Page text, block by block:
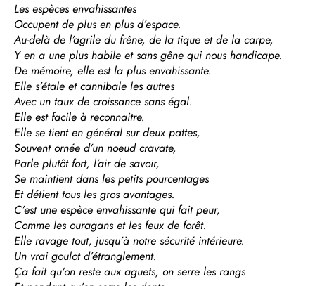
Les espèces envahissantes
Occupent de plus en plus d’espace.
Au-delà de l’agrile du frêne, de la tique et de la carpe,
Y en a une plus habile et sans gêne qui nous handicape.
De mémoire, elle est la plus envahissante.
Elle s’étale et cannibale les autres
Avec un taux de croissance sans égal.
Elle est facile à reconnaitre.
Elle se tient en général sur deux pattes,
Souvent ornée d’un noeud cravate,
Parle plutôt fort, l’air de savoir,
Se maintient dans les petits pourcentages
Et détient tous les gros avantages.
C’est une espèce envahissante qui fait peur,
Comme les ouragans et les feux de forêt.
Elle ravage tout, jusqu’à notre sécurité intérieure.
Un vrai goulot d’étranglement.
Ça fait qu’on reste aux aguets, on serre les rangs